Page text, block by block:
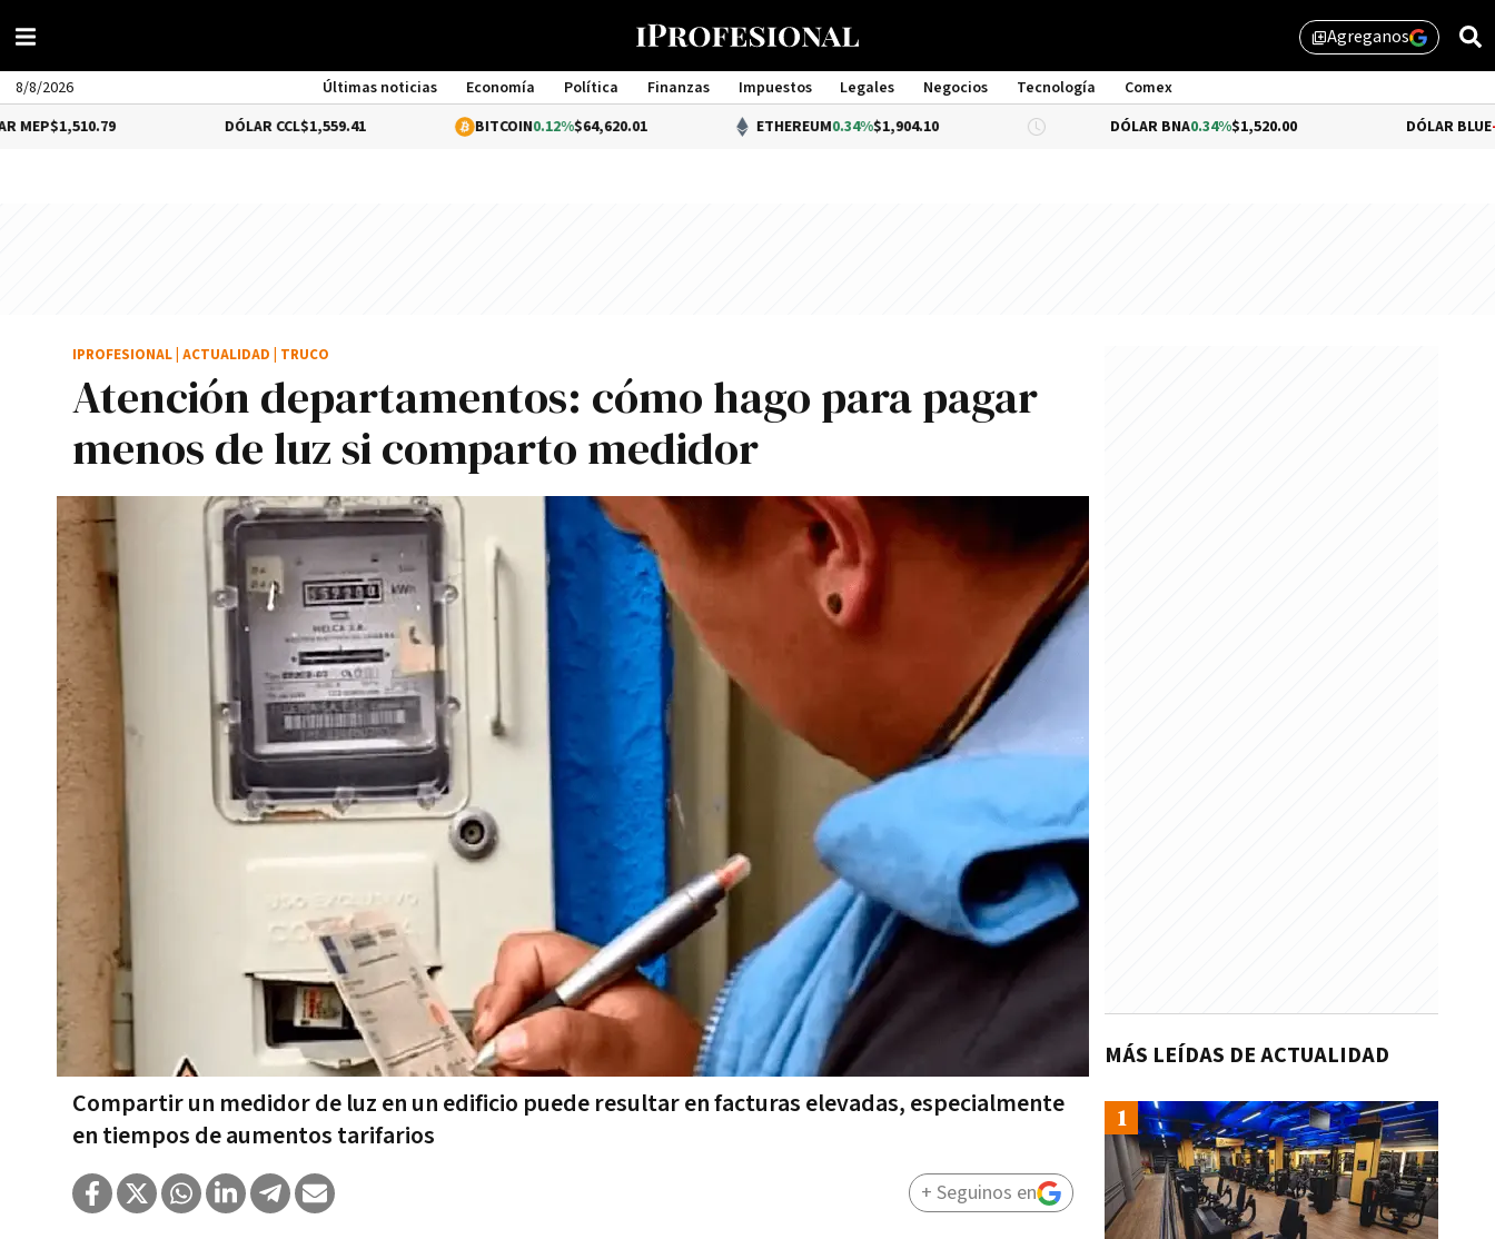
library_addAgreganos
8/8/2026 Últimas noticias Economía Política Finanzas Impuestos Legales Negocios Tecnología
Comex
Management
$1,559.41 BITCOIN0.12%$64,620.01 ETHEREUM 0.34%$1,904.10 DÓLAR BNA0.34%$1,520.00 DÓLAR BLUE-0.33%
Atención departamentos: cómo hago para pagar
menos de luz si comparto medidor
Compartir un medidor de luz en un edificio puede resultar en facturas elevadas, especialmente
en tiempos de aumentos tarifarios
IPROFESIONAL ACTUALIDAD TRUCO
+ Seguinos en
MÁS LEÍDAS DE ACTUALIDAD